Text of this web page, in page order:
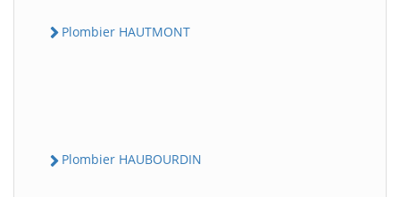
Plombier HAUTMONT
Plombier HAUBOURDIN